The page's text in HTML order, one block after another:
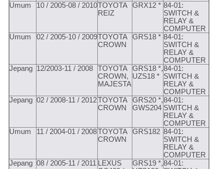
Umum
10 / 2005-08 / 2010TOYOTA
REIZ
GRX12 * 84-01:
SWITCH &
RELAY &
COMPUTER
Umum
02 / 2005-10 / 2009TOYOTA
CROWN
GRS18 * 84-01:
SWITCH &
RELAY &
COMPUTER
Jepang 12/2003-11 / 2008
TOYOTA
CROWN,
MAJESTA
GRS18 *,
UZS18 *
84-01:
SWITCH &
RELAY &
COMPUTER
Jepang 02 / 2008-11 / 2012TOYOTA
CROWN
GRS20 *,
GWS204
84-01:
SWITCH &
RELAY &
COMPUTER
Umum
11 / 2004-01 / 2008TOYOTA
CROWN
GRS182 84-01:
SWITCH &
RELAY &
COMPUTER
Jepang 08 / 2005-11 / 2011 LEXUS
GRS19 *,84-01: